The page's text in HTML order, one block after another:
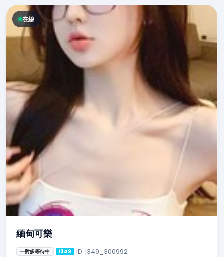
在線
緬甸可樂
一對多等待中 i349 ID: i349_300992